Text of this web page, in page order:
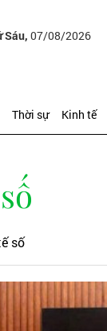
Sáu, 07/08/2026
Thời sự Kinh tế
số